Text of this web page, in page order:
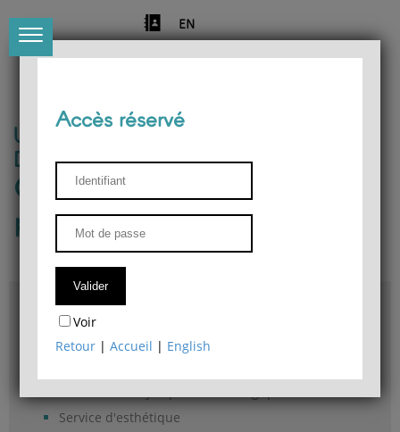
EN
Université de Liège
Département de philosophie
Centre de recherches
phénoménologiques
Accès & plans
Bibliothèque du Département de philosophie
Service d'esthétique
Accès réservé
Voir
Retour |Accueil | English